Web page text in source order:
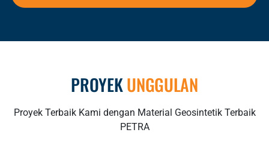
PROYEKUNGGULAN
Proyek Terbaik Kami dengan Material Geosintetik Terbaik
PETRA